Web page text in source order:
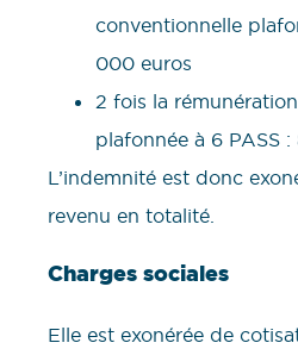
conventionnelle
000 euros
2 fois la
plafonnée à 6 PASS
L’indemnité est donc
revenu en totalité.
Charges sociales
Elle est exonérée de